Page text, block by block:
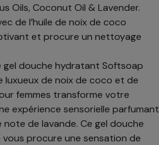
Oils, Coconut Oil & Lavender.
de l’huile de noix de coco
et procure un nettoyage
gel douche hydratant Softsoap
luxueux de noix de coco et de
femmes transforme votre
expérience sensorielle parfumant
de lavande. Ce gel douche
procure une sensation de